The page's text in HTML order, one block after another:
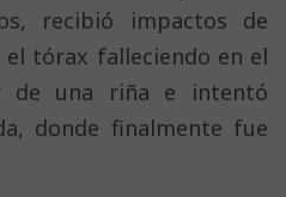
recibió impactos de
el tórax falleciendo en el
de una riña e intentó
donde finalmente fue